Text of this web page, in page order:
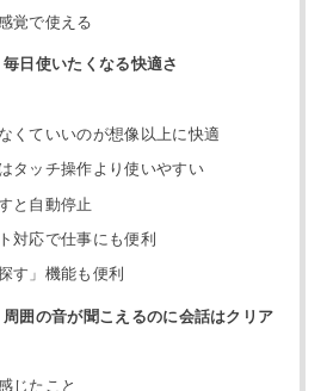
覚で使える
日使いたくなる快適さ
くていいのが想像以上に快適
タッチ操作より使いやすい
と自動停止
対応で仕事にも便利
す」機能も便利
囲の音が聞こえるのに会話はクリア
じたこと